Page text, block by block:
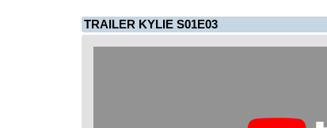
TRAILER KYLIE S01E03